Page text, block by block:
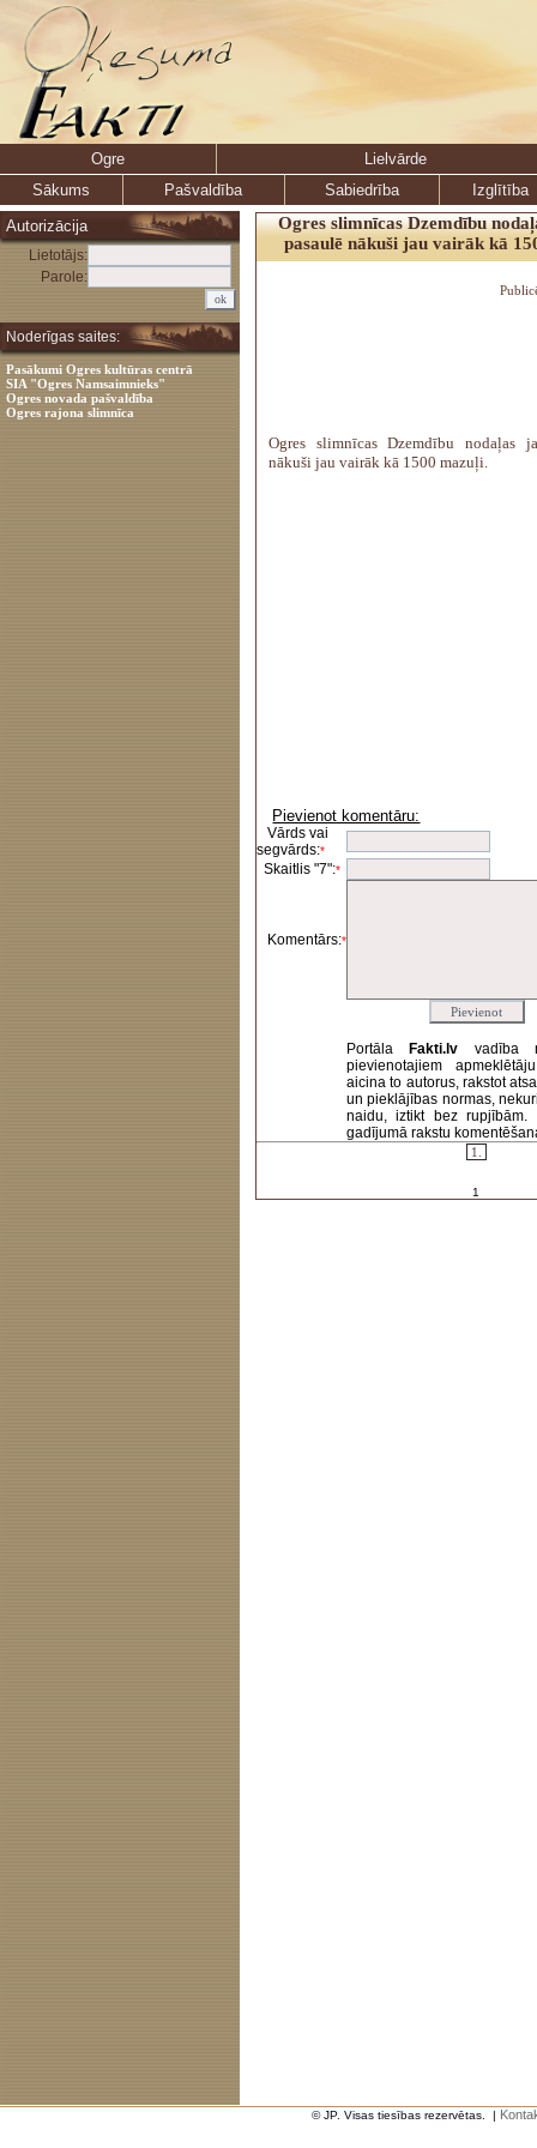
Ogre
Lielvārde
Sākums
Pašvaldība Sabiedrība
Izglītība
Autorizācija
Lietotājs:
Parole:
Noderīgas saites:
Pasākumi Ogres kultūras centrā
SIA "Ogres Namsaimnieks"
Ogres novada pašvaldība
Ogres rajona slimnīca
Ogres slimnīcas Dzemdību
pasaulē nākuši jau vairāk kā
Ogres slimnīcas Dzemdību nodaļas
nākuši jau vairāk kā 1500 mazuļi.
Pievienot komentāru:
Vārds vai
segvārds:*
Skaitlis "7":*
Komentārs:*
Portāla Fakti.lv vadība
pievienotajiem
aicina to autorus, rakstot
un pieklājības normas,
naidu, iztikt bez rupjībām.
gadījumā rakstu
1.
1
© JP. Visas tiesības rezervētas. |